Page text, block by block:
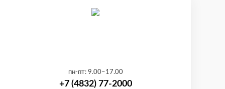
пн-пт: 9.00–17.00
+7 (4832) 77-2000